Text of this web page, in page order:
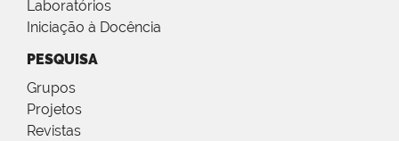
Laboratórios
Iniciação à Docência
PESQUISA
Grupos
Projetos
Revistas